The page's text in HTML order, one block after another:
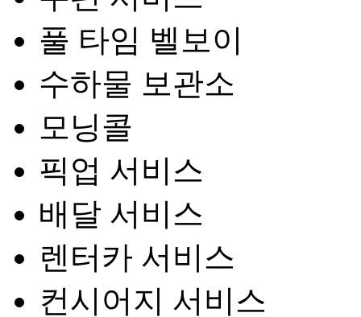
풀 타임 벨보이
수하물 보관소
모닝콜
픽업 서비스
배달 서비스
렌터카 서비스
컨시어지 서비스